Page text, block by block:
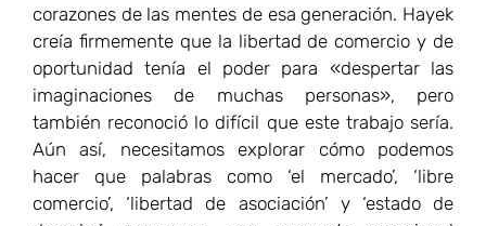
corazones de las mentes de esa generación. Hayek
creía firmemente que la libertad de comercio y de
oportunidad tenía el poder para «despertar las
imaginaciones de muchas personas», pero
también reconoció lo difícil que este trabajo sería.
Aún así, necesitamos explorar cómo podemos
hacer que palabras como ‘el mercado’, ‘libre
comercio’, ‘libertad de asociación’ y ‘estado de